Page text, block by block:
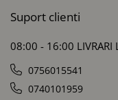
Suport clienti
08:00 - 16:00 LIVRARI
0756015541
0740101959